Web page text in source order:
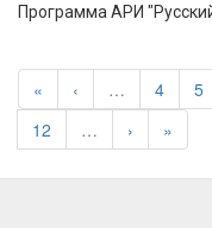
Программа АРИ
« ‹ … 4 5
12
… › »